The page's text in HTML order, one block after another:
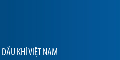
DẦU KHÍ VIỆT NAM